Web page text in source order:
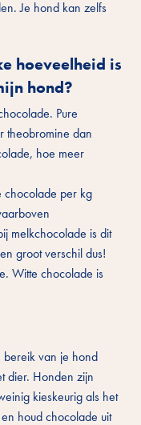
Je hond kan zelfs
hoeveelheid is
hond?
Pure
theobromine dan
hoe meer
chocolade per kg
melkchocolade is dit
groot verschil dus!
Witte chocolade is
bereik van je hond
dier. Honden zijn
kieskeurig als het
houd chocolade uit